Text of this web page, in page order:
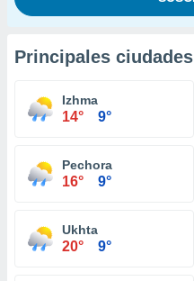
Principales ciudades
Izhma
14° 9°
Pechora
16° 9°
Ukhta
20° 9°